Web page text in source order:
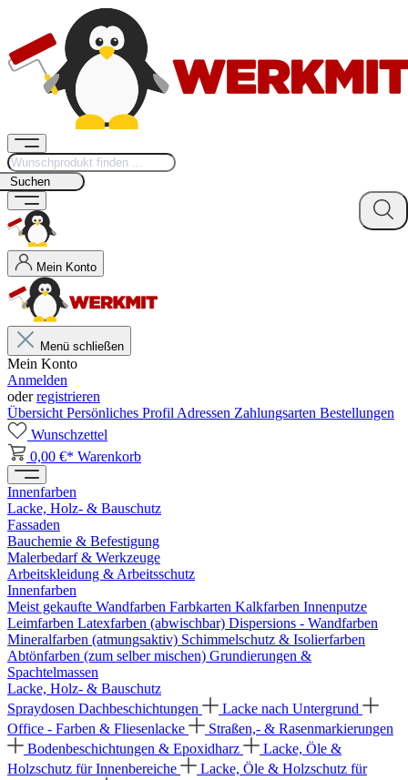
Suchen
Mein Konto
Menü schließen
Mein Konto
Anmelden
oderregistrieren
Übersicht Persönliches Profil Adressen Zahlungsarten Bestellungen
Wunschzettel
0,00 €* Warenkorb
Innenfarben
Lacke, Holz- & Bauschutz
Fassaden
Bauchemie & Befestigung
Malerbedarf & Werkzeuge
Arbeitskleidung & Arbeitsschutz
Innenfarben
Meist gekaufte Wandfarben Farbkarten Kalkfarben Innenputze
Leimfarben Latexfarben (abwischbar) Dispersions - Wandfarben
Mineralfarben (atmungsaktiv) Schimmelschutz & Isolierfarben
Abtönfarben (zum selber mischen) Grundierungen &
Spachtelmassen
Lacke, Holz- & Bauschutz
Spraydosen Dachbeschichtungen
Lacke nach Untergrund
Office - Farben & Fliesenlacke
Straßen,- & Rasenmarkierungen
Bodenbeschichtungen & Epoxidharz
Lacke, Öle &
Holzschutz für Innenbereiche
Lacke, Öle & Holzschutz für